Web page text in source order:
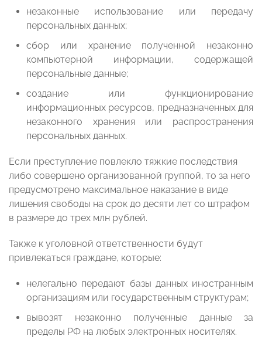
незаконные использование или передачу
персональных данных;
сбор или хранение полученной незаконно
компьютерной информации, содержащей
персональные данные;
создание или функционирование
информационных ресурсов, предназначенных для
незаконного хранения или распространения
персональных данных.
Если преступление повлекло тяжкие последствия
либо совершено организованной группой, то за него
предусмотрено максимальное наказание в виде
лишения свободы на срок до десяти лет со штрафом
в размере до трех млн рублей.
Также к уголовной ответственности будут
привлекаться граждане, которые:
нелегально передают базы данных иностранным
организациям или государственным структурам;
вывозят незаконно полученные данные за
пределы РФ на любых электронных носителях.